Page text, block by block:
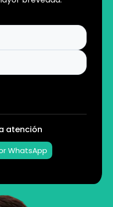
atención
WhatsApp